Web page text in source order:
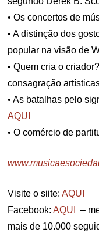
• Os concertos de
• A distinção dos
popular na visão de
• Quem cria o
consagração
• As batalhas pelo
AQUI
• O comércio de
Visite o siite:AQUI
Facebook:AQUI
–
mais de 10.000